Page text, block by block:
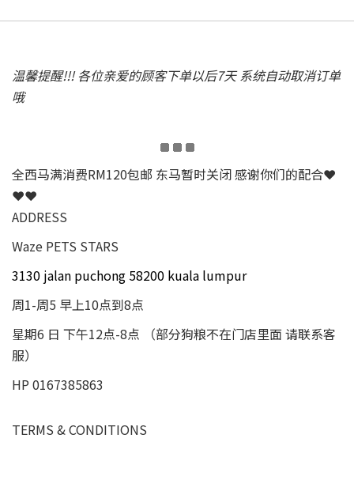
温馨提醒!!! 各位亲爱的顾客下单以后7天 系统自动取消订单
哦
全西马满消费RM120包邮 东马暂时关闭 感谢你们的配合❤
❤❤
ADDRESS
Waze PETS STARS
3130 jalan puchong 58200 kuala lumpur
周1-周5 早上10点到8点
星期6 日 下午12点-8点 （部分狗粮不在门店里面 请联系客
服）
HP 0167385863
TERMS & CONDITIONS